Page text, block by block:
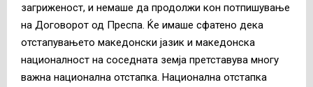
загриженост, и немаше да продолжи кон потпишување
на Договорот од Преспа. Ќе имаше сфатено дека
отстапувањето македонски јазик и македонска
националност на соседната земја претставува многу
важна национална отстапка. Национална отстапка